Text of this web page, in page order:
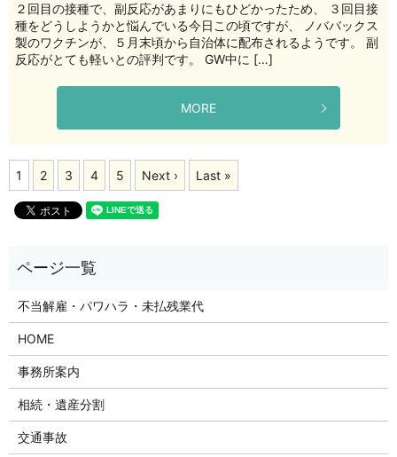
２回目の接種で、副反応があまりにもひどかったため、 ３回目接
種をどうしようかと悩んでいる今日この頃ですが、 ノババックス
製のワクチンが、５月末頃から自治体に配布されるようです。 副
反応がとても軽いとの評判です。 GW中に […]
MORE
1 2 3 4 5 Next › Last »
不当解雇・パワハラ・未払残業代
HOME
事務所案内
相続・遺産分割
交通事故